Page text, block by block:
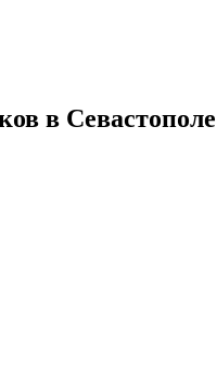
в Севастополе